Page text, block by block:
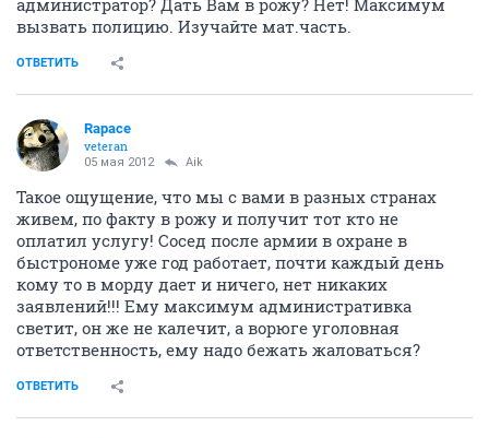
администратор? Дать Вам в рожу? Нет! Максимум
вызвать полицию. Изучайте мат.часть.
ОТВЕТИТЬ
Rapace
veteran
05 мая 2012 Aik
Такое ощущение, что мы с вами в разных странах
живем, по факту в рожу и получит тот кто не
оплатил услугу! Сосед после армии в охране в
быстрономе уже год работает, почти каждый день
кому то в морду дает и ничего, нет никаких
заявлений!!! Ему максимум административка
светит, он же не калечит, а ворюге уголовная
ответственность, ему надо бежать жаловаться?
ОТВЕТИТЬ